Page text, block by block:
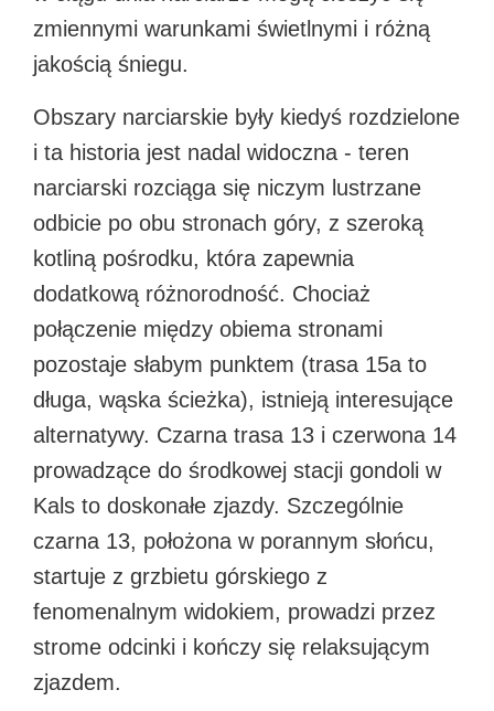
zmiennymi warunkami świetlnymi i różną
jakością śniegu.​
Obszary narciarskie były kiedyś rozdzielone
i ta historia jest nadal widoczna - teren
narciarski rozciąga się niczym lustrzane
odbicie po obu stronach góry, z szeroką
kotliną pośrodku, która zapewnia
dodatkową różnorodność. Chociaż
połączenie między obiema stronami
pozostaje słabym punktem (trasa 15a to
długa, wąska ścieżka), istnieją interesujące
alternatywy. Czarna trasa 13 i czerwona 14
prowadzące do środkowej stacji gondoli w
Kals to doskonałe zjazdy. Szczególnie
czarna 13, położona w porannym słońcu,
startuje z grzbietu górskiego z
fenomenalnym widokiem, prowadzi przez
strome odcinki i kończy się relaksującym
zjazdem.​